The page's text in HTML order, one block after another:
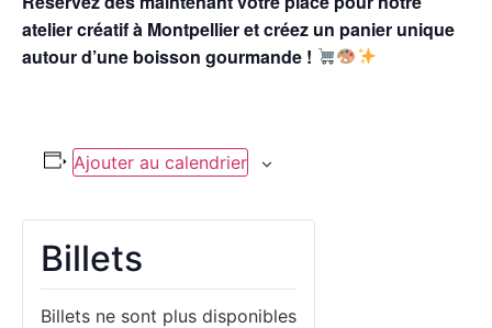
atelier créatif à Montpellier et créez un panier unique
autour d’une boisson gourmande !
Ajouter au calendrier
Billets
Billets ne sont plus disponibles